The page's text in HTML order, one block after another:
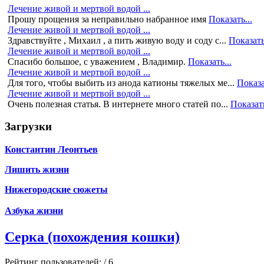
Лечение живой и мертвой водой ...
Прошу прощения за неправильно набранное имя Показать...
Лечение живой и мертвой водой ...
Здравствуйте , Михаил , а пить живую воду и соду с...
Лечение живой и мертвой водой ...
Спасибо большое, с уважением , Владимир. Показать...
Лечение живой и мертвой водой ...
Для того, чтобы выбить из анода катионы тяжелых ме...
Лечение живой и мертвой водой ...
Очень полезная статья. В интернете много статей по...
Загрузки
Константин Леонтьев
Лишить жизни
Нижегородские сюжеты
Азбука жизни
Серка (похождения кошки)
Рейтинг пользователей: / 6